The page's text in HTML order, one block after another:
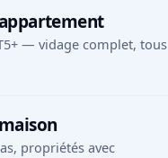
— vidage complet, tous
propriétés avec